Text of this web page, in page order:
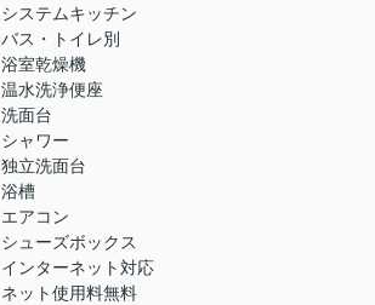
システムキッチン
バス・トイレ別
浴室乾燥機
温水洗浄便座
洗面台
シャワー
独立洗面台
浴槽
エアコン
シューズボックス
インターネット対応
ネット使用料無料